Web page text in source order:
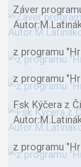
Záver
z programu
z programu
Fsk Kýčera z
z programu